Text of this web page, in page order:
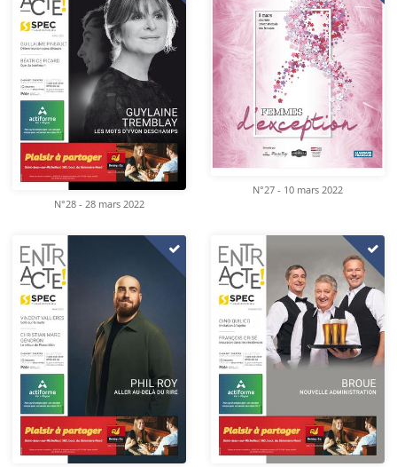
N°28 - 28 mars 2022
N°27 - 10 mars 2022